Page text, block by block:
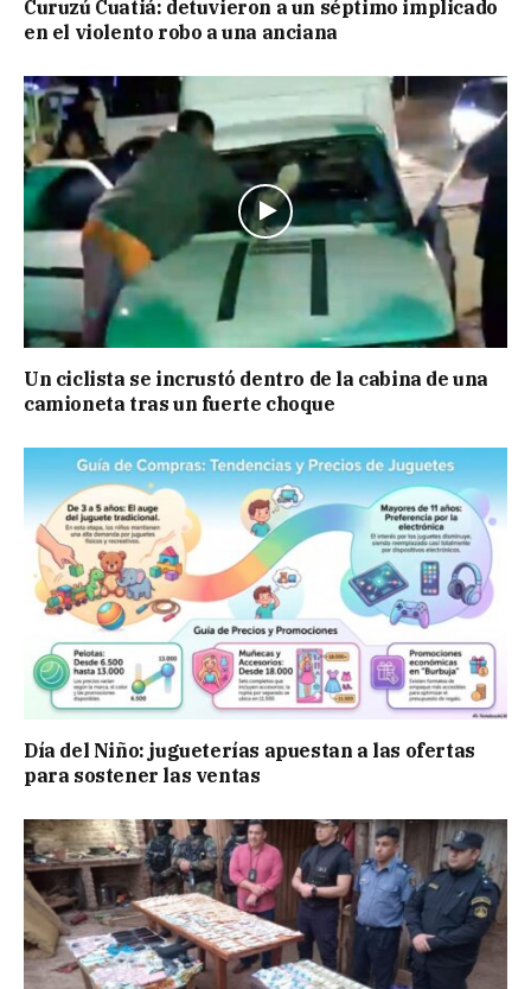
Curuzú Cuatiá: detuvieron a un séptimo implicado
en el violento robo a una anciana
Un ciclista se incrustó dentro de la cabina de una
camioneta tras un fuerte choque
Día del Niño: jugueterías apuestan a las ofertas
para sostener las ventas